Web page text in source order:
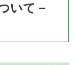
いて－